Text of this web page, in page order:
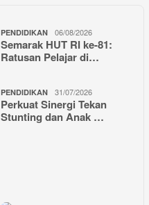
PENDIDIKAN 06/08/2026
Semarak HUT RI ke-81:
Ratusan Pelajar di…
PENDIDIKAN 31/07/2026
Perkuat Sinergi Tekan
Stunting dan Anak …